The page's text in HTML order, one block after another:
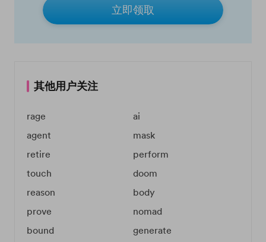
立即领取
其他用户关注
rage
ai
agent
mask
retire
perform
touch
doom
reason
body
prove
nomad
bound
generate